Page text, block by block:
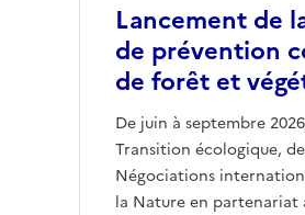
Lancement de
de prévention
de forêt et
De juin à septembre
Transition écologique,
Négociations
la Nature en partenariat